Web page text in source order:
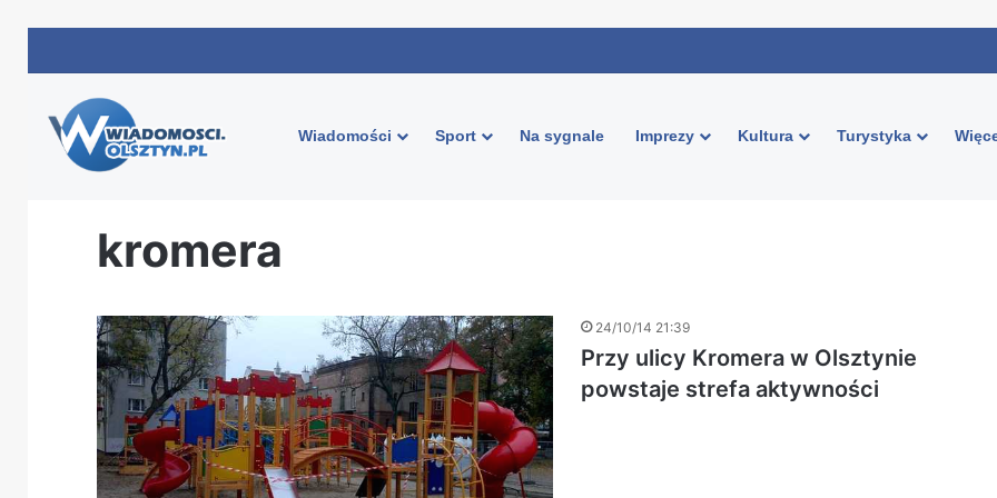
Wiadomości Sport Na sygnale Imprezy Kultura Turystyka
kromera
24/10/14 21:39
Przy ulicy Kromera w Olsztynie
powstaje strefa aktywności